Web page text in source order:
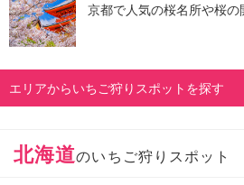
京都で人気の桜名所や桜の
エリアからいちご狩りスポットを探す
北海道のいちご狩りスポット